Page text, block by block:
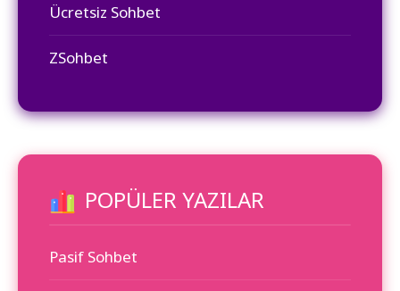
Ücretsiz Sohbet
ZSohbet
POPÜLER YAZILAR
Pasif Sohbet